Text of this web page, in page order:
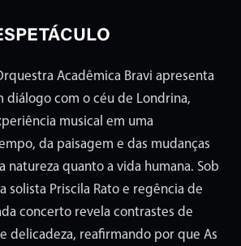
Acadêmica Bravi apresenta
diálogo com o céu de Londrina,
musical em uma
da paisagem e das mudanças
natureza quanto a vida humana. Sob
solista Priscila Rato e regência de
concerto revela contrastes de
delicadeza, reafirmando por que As